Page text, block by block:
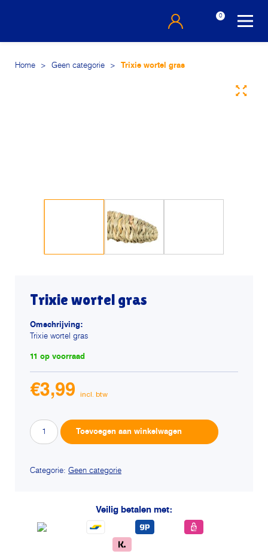
0
Home > Geen categorie > Trixie wortel gras
Trixie wortel gras
Omschrijving:
Trixie wortel gras
11 op voorraad
€3,99
Trixie
wortel
aantal
Toevoegen aan winkelwagen
Categorie: Geen categorie
Veilig betalen met: